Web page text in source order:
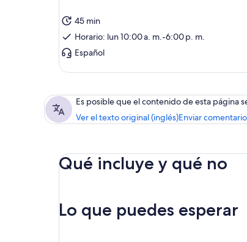
45 min
Horario: lun 10:00 a. m.-6:00 p. m.
Español
Es posible que el contenido de esta página
Ver el texto original (inglés)Enviar
Qué incluye y qué no
Lo que puedes esperar